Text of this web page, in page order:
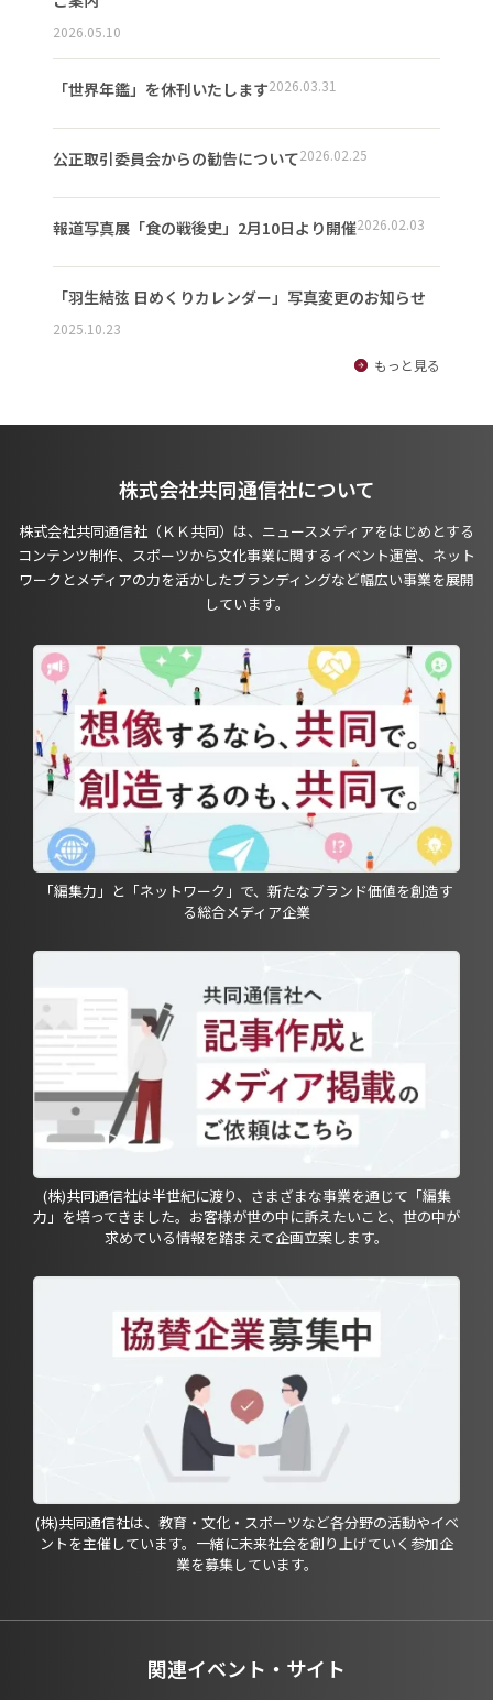
2026.05.10
「世界年鑑」を休刊いたします2026.03.31
公正取引委員会からの勧告について2026.02.25
報道写真展「食の戦後史」2月10日より開催2026.02.03
「羽生結弦 日めくりカレンダー」写真変更のお知らせ
2025.10.23
もっと見る
株式会社共同通信社について
株式会社共同通信社（ＫＫ共同）は、ニュースメディアをはじめとする
コンテンツ制作、スポーツから文化事業に関するイベント運営、ネット
ワークとメディアの力を活かしたブランディングなど幅広い事業を展開
しています。
「編集力」と「ネットワーク」で、新たなブランド価値を創造す
る総合メディア企業
(株)共同通信社は半世紀に渡り、さまざまな事業を通じて「編集
力」を培ってきました。お客様が世の中に訴えたいこと、世の中が
求めている情報を踏まえて企画立案します。
(株)共同通信社は、教育・文化・スポーツなど各分野の活動やイベ
ントを主催しています。一緒に未来社会を創り上げていく参加企
業を募集しています。
関連イベント・サイト